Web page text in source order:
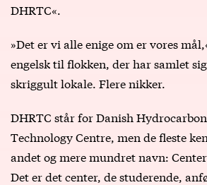
DHRTC«.
»Det er vi alle enige om er vores
engelsk til flokken, der har samlet
skriggult lokale. Flere nikker.
DHRTC står for Danish
Technology Centre, men de fleste
andet og mere mundret navn:
Det er det center, de studerende,